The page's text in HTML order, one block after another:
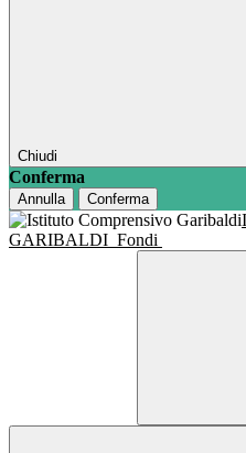
Chiudi
Conferma
Annulla Conferma
GARIBALDI Fondi